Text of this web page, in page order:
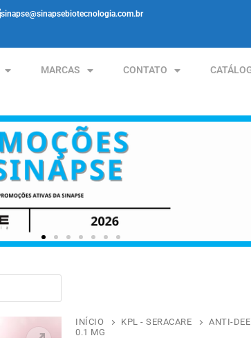
sinapse@sinapsebiotecnologia.com.br
MARCAS CONTATO
INÍCIO KPL - SERACARE
ANTI-
0.1 MG